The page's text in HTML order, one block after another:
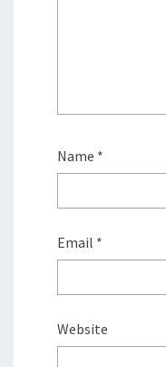
Name *
Email *
Website